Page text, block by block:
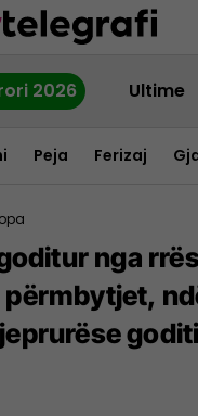
2026 Ultime
Peja Ferizaj
nga
përmbytjet,
goditi